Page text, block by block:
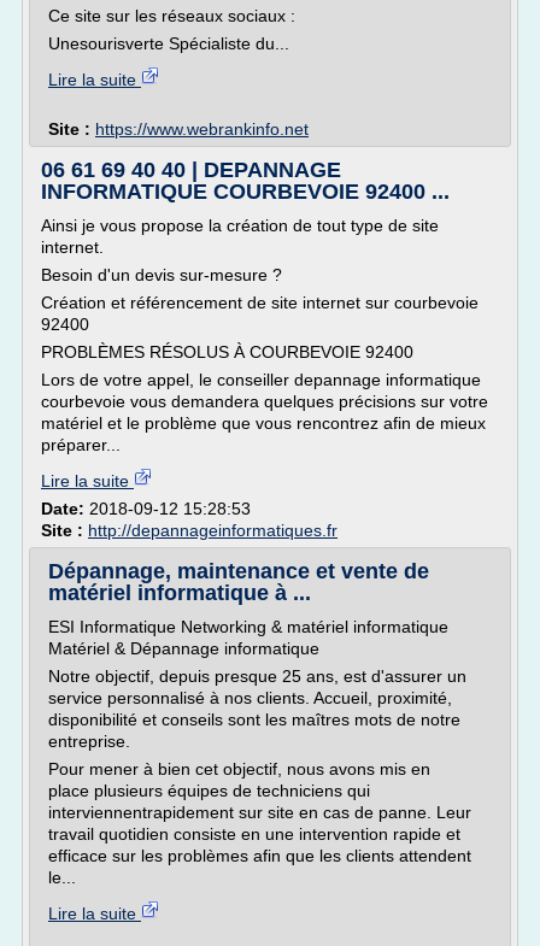
Ce site sur les réseaux sociaux :
Unesourisverte Spécialiste du...
Lire la suite
Site : https://www.webrankinfo.net
06 61 69 40 40 | DEPANNAGE
INFORMATIQUE COURBEVOIE 92400 ...
Ainsi je vous propose la création de tout type de site
internet.
Besoin d'un devis sur-mesure ?
Création et référencement de site internet sur courbevoie
92400
PROBLÈMES RÉSOLUS À COURBEVOIE 92400
Lors de votre appel, le conseiller depannage informatique
courbevoie vous demandera quelques précisions sur votre
matériel et le problème que vous rencontrez afin de mieux
préparer...
Lire la suite
Date: 2018-09-12 15:28:53
Site : http://depannageinformatiques.fr
Dépannage, maintenance et vente de
matériel informatique à ...
ESI Informatique Networking & matériel informatique
Matériel & Dépannage informatique
Notre objectif, depuis presque 25 ans, est d'assurer un
service personnalisé à nos clients. Accueil, proximité,
disponibilité et conseils sont les maîtres mots de notre
entreprise.
Pour mener à bien cet objectif, nous avons mis en
place plusieurs équipes de techniciens qui
interviennentrapidement sur site en cas de panne. Leur
travail quotidien consiste en une intervention rapide et
efficace sur les problèmes afin que les clients attendent
le...
Lire la suite